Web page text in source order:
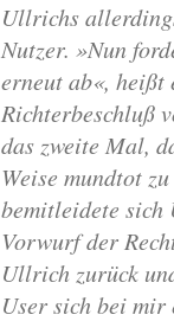
Ullrichs
Nutzer. »Nun
erneut ab«, heißt
Richterbeschluß
das zweite Mal,
Weise mundtot
bemitleidete
Vorwurf der
Ullrich zurück
User sich bei